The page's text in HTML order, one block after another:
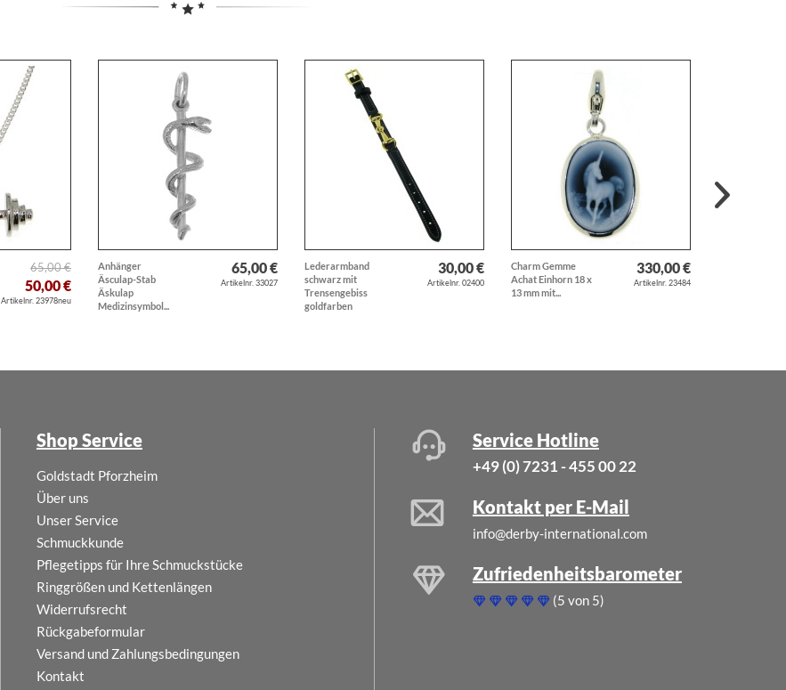
65,00 €
50,00 €
Artikelnr. 23978neu
Anhänger
Äsculap-Stab
Äskulap
Medizinsymbol...
65,00 €
Artikelnr. 33027
Lederarmband
schwarz mit
Trensengebiss
goldfarben
30,00 €
Artikelnr. 02400
Charm Gemme
Achat Einhorn 18 x
13 mm mit...
330,00 €
Artikelnr. 23484
Shop Service
Goldstadt Pforzheim
Über uns
Unser Service
Schmuckkunde
Pflegetipps für Ihre Schmuckstücke
Ringgrößen und Kettenlängen
Widerrufsrecht
Rückgabeformular
Versand und Zahlungsbedingungen
Kontakt
Service Hotline
+49 (0) 7231 - 455 00 22
Kontakt per E-Mail
info@derby-international.com
Zufriedenheitsbarometer
(5 von 5)